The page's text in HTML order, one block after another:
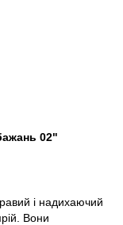
02"
і надихаючий
Вони